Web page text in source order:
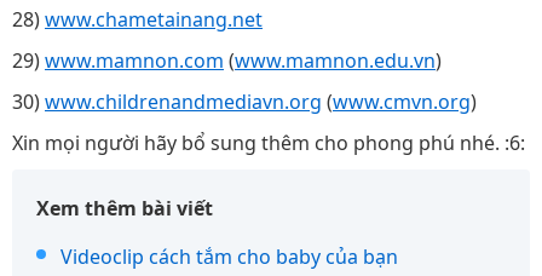
28)www.chametainang.net
29)www.mamnon.com (www.mamnon.edu.vn)
30)www.childrenandmediavn.org (www.cmvn.org)
Xin mọi người hãy bổ sung thêm cho phong phú nhé. :6:
Xem thêm bài viết
Videoclip cách tắm cho baby của bạn